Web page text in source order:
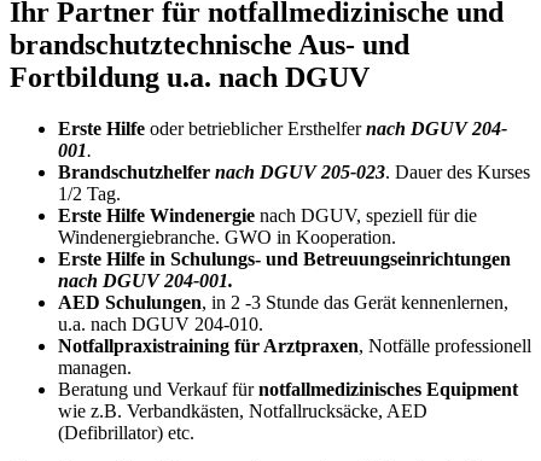
Ihr Partner für notfallmedizinische und
brandschutztechnische Aus- und
Fortbildung u.a. nach DGUV
Erste Hilfe oder betrieblicher Ersthelfernach DGUV 204-
001.
Brandschutzhelfer nach DGUV 205-023. Dauer des Kurses
1/2 Tag.
Erste Hilfe Windenergie nach DGUV, speziell für die
Windenergiebranche. GWO in Kooperation.
Erste Hilfe in Schulungs- und Betreuungseinrichtungen
nach DGUV 204-001.
AED Schulungen, in 2 -3 Stunde das Gerät kennenlernen,
u.a. nach DGUV 204-010.
Notfallpraxistraining für Arztpraxen, Notfälle professionell
managen.
Beratung und Verkauf fürnotfallmedizinisches Equipment
wie z.B. Verbandkästen, Notfallrucksäcke, AED
(Defibrillator) etc.